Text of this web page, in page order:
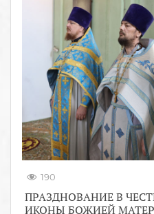
190
ПРАЗДНОВАНИЕ В
ИКОНЫ БОЖИЕЙ